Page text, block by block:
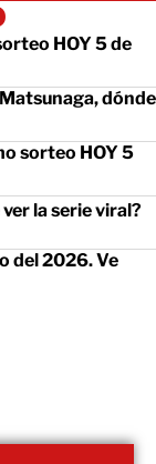
HOY 5 de
dónde
sorteo HOY 5
la serie viral?
del 2026. Ve